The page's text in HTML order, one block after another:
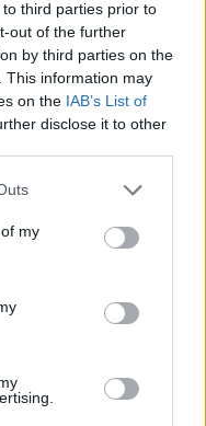
third parties prior to
out of the further
by third parties on the
This information may
on the IAB’s List of
disclose it to other
my
Šis
asmeniui,
lapas“,
Įmonė
į nurodytą
– tai ant
tik jos
atliekas.